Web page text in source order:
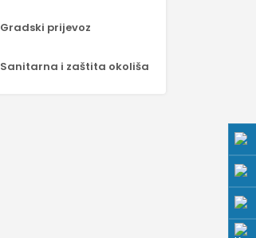
Gradski prijevoz
Sanitarna i zaštita okoliša